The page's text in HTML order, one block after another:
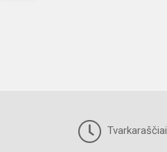
Tvarkaraščiai